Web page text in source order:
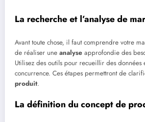
La recherche et l’analyse de
Avant toute chose, il faut comprendre votre
de réaliser une analyse approfondie des
Utilisez des outils pour recueillir des données
concurrence. Ces étapes permettront de
produit.
La définition du concept de